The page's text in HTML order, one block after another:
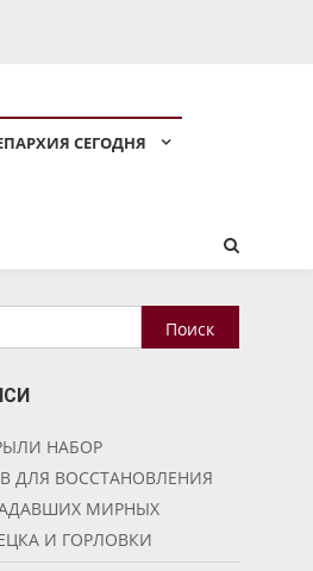
СЕГОДНЯ
Найти:
НАБОР
ДЛЯ ВОССТАНОВЛЕНИЯ
МИРНЫХ
И ГОРЛОВКИ